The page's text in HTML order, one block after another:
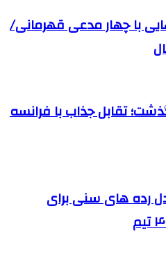
با چهار مدعی قهرمانی/
تقابل جذاب با فرانسه
رده های سنی برای